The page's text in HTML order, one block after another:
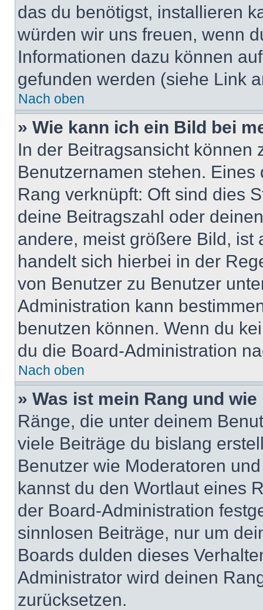
das du benötigst, installieren
würden wir uns freuen, wenn
Informationen dazu können
gefunden werden (siehe Link
Nach oben
» Wie kann ich ein Bild bei
In der Beitragsansicht können
Benutzernamen stehen.
Rang verknüpft: Oft sind dies
deine Beitragszahl oder
andere, meist größere Bild, ist
handelt sich hierbei in der
von Benutzer zu Benutzer
Administration kann
benutzen können. Wenn du
du die Board-Administration
Nach oben
» Was ist mein Rang und
Ränge, die unter deinem
viele Beiträge du bislang
Benutzer wie Moderatoren
kannst du den Wortlaut eines
der Board-Administration
sinnlosen Beiträge, nur um
Boards dulden dieses
Administrator wird deinen
zurücksetzen.